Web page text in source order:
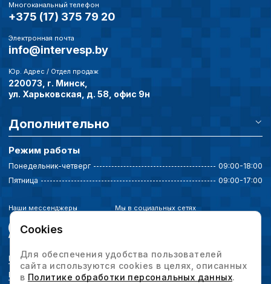
Многоканальный телефон
+375 (17) 375 79 20
Электронная почта
info@intervesp.by
Юр. Адрес / Отдел продаж
220073, г. Минск,
ул. Харьковская, д. 58, офис 9н
Дополнительно
Режим работы
Понедельник-четверг
09:00-18:00
Пятница
09:00-17:00
Наши мессенджеры Мы в социальных сетях
Политика конфиденциальности
Выбор настроек cookie
Cookies
Для обеспечения удобства пользователей
сайта используются cookies в целях, описанных
в Политике обработки персональных данных.